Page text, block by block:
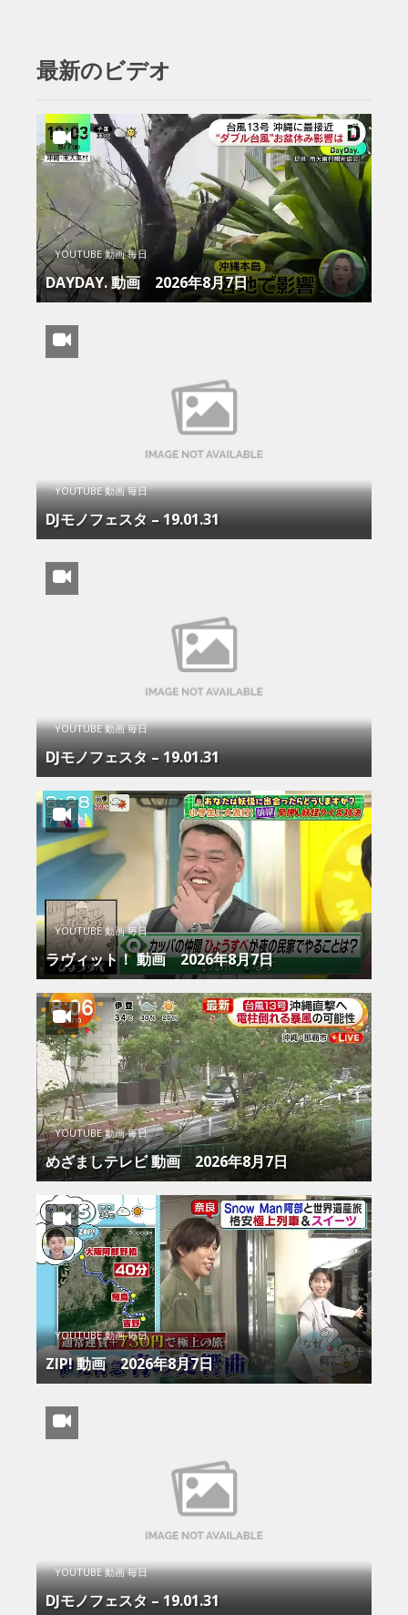
最新のビデオ
YOUTUBE 動画 毎日
DAYDAY. 動画 2026年8月7日
YOUTUBE 動画 毎日
DJモノフェスタ – 19.01.31
YOUTUBE 動画 毎日
DJモノフェスタ – 19.01.31
YOUTUBE 動画 毎日
ラヴィット！ 動画 2026年8月7日
YOUTUBE 動画 毎日
めざましテレビ 動画 2026年8月7日
YOUTUBE 動画 毎日
ZIP! 動画 2026年8月7日
YOUTUBE 動画 毎日
DJモノフェスタ – 19.01.31